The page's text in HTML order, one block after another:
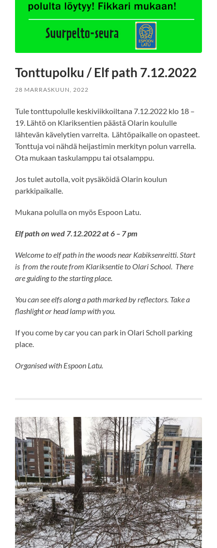
Tonttupolku / Elf path 7.12.2022
28 MARRASKUUN, 2022
Tule tonttupolulle keskiviikkoiltana 7.12.2022 klo 18 –
19. Lähtö on Klariksentien päästä Olarin koululle
lähtevän kävelytien varrelta. Lähtöpaikalle on opasteet.
Tonttuja voi nähdä heijastimin merkityn polun varrella.
Ota mukaan taskulamppu tai otsalamppu.
Jos tulet autolla, voit pysäköidä Olarin koulun
parkkipaikalle.
Mukana polulla on myös Espoon Latu.
Elf path on wed 7.12.2022 at 6 – 7 pm
Welcome to elf path in the woods near Kabiksenreitti. Start
is from the route from Klariksentie to Olari School. There
are guiding to the starting place.
You can see elfs along a path marked by reflectors. Take a
flashlight or head lamp with you.
If you come by car you can park in Olari Scholl parking
place.
Organised with Espoon Latu.